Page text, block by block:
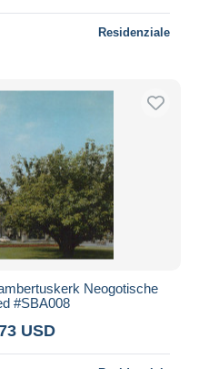
Residenziale
Neogotische
#SBA008
USD